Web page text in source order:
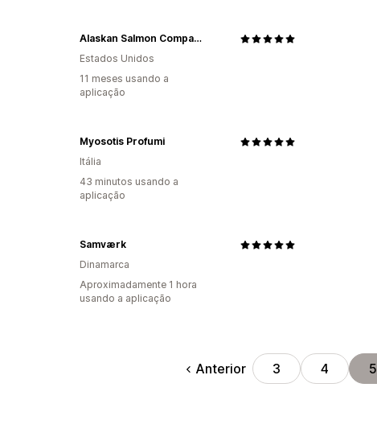
Alaskan Salmon Company
Estados Unidos
11 meses usando a
aplicação
Myosotis Profumi
Itália
43 minutos usando a
aplicação
Samværk
Dinamarca
Aproximadamente 1 hora
usando a aplicação
Anterior 3 4 5